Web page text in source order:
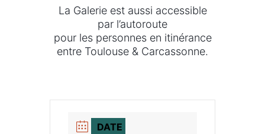
La Galerie est aussi accessible
par l’autoroute
pour les personnes en itinérance
entre Toulouse & Carcassonne.
DATE